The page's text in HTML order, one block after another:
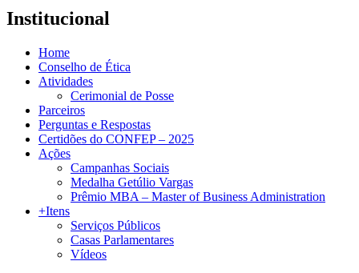
Institucional
Home
Conselho de Ética
Atividades
Cerimonial de Posse
Parceiros
Perguntas e Respostas
Certidões do CONFEP – 2025
Ações
Campanhas Sociais
Medalha Getúlio Vargas
Prêmio MBA – Master of Business Administration
+Itens
Serviços Públicos
Casas Parlamentares
Vídeos